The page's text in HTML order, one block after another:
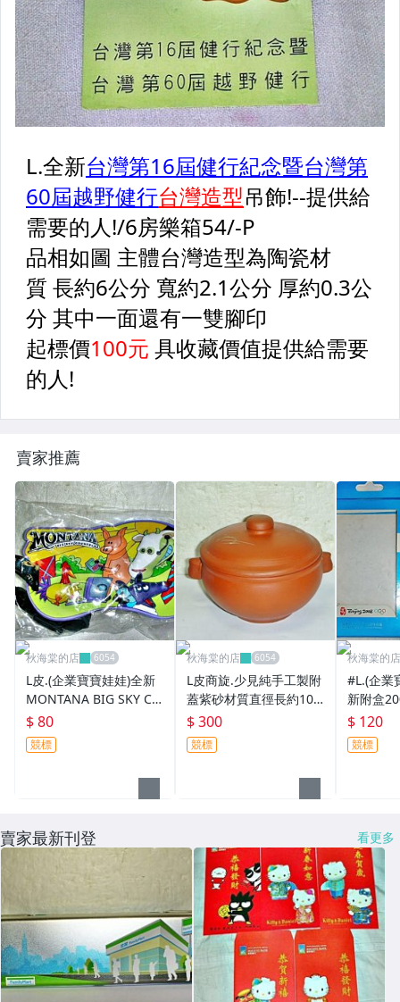
賣家推薦
秋海棠的店
L皮.(企業寶寶娃娃)全新
MONTANA BIG SKY CO
UNTRY蒙大拿州大天空
國家動物造型吊牌吊飾!
$ 80
競標
秋海棠的店
L皮商旋.少見純手工製附
蓋紫砂材質直徑長約10
公分置物罐擺飾!--中間長
型部份是有孔,蓋上有落
款值得收藏!/黑箱48/-
$ 300
競標
秋海棠的店
#L.(企業
新附盒
福娃貝
得收藏!!/
$ 120
競標
賣家最新刊登 看更多